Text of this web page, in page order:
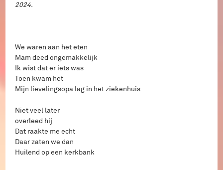
2024.
We waren aan het eten
Mam deed ongemakkelijk
Ik wist dat er iets was
Toen kwam het
Mijn lievelingsopa lag in het ziekenhuis
Niet veel later
overleed hij
Dat raakte me echt
Daar zaten we dan
Huilend op een kerkbank